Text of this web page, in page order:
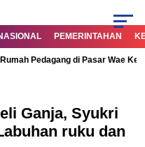
PEMERINTAHAN
Pedagang di Pasar Wae
Ganja, Syukri
ruku dan